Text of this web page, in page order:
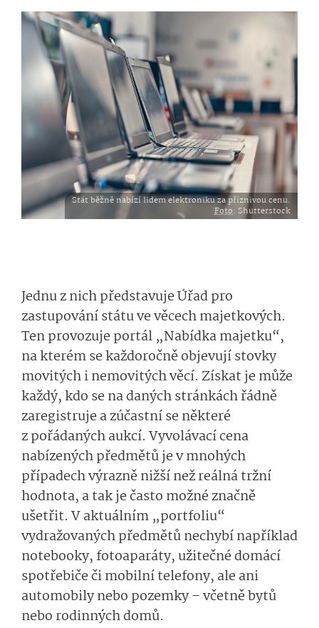
Stát běžně nabízí lidem elektroniku za příznivou cenu.
Foto: Shutterstock
Jednu z nich představuje Úřad pro
zastupování státu ve věcech majetkových.
Ten provozuje portál „Nabídka majetku“,
na kterém se každoročně objevují stovky
movitých i nemovitých věcí. Získat je může
každý, kdo se na daných stránkách řádně
zaregistruje a zúčastní se některé
z pořádaných aukcí. Vyvolávací cena
nabízených předmětů je v mnohých
případech výrazně nižší než reálná tržní
hodnota, a tak je často možné značně
ušetřit. V aktuálním „portfoliu“
vydražovaných předmětů nechybí například
notebooky, fotoaparáty, užitečné domácí
spotřebiče či mobilní telefony, ale ani
automobily nebo pozemky – včetně bytů
nebo rodinných domů.